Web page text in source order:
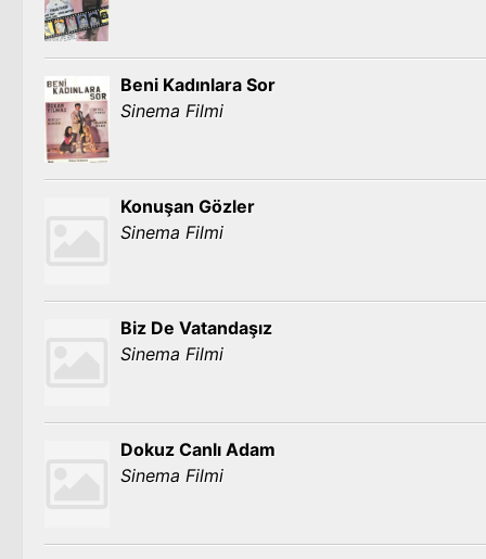
Beni Kadınlara Sor
Sinema Filmi
Konuşan Gözler
Sinema Filmi
Biz De Vatandaşız
Sinema Filmi
Dokuz Canlı Adam
Sinema Filmi